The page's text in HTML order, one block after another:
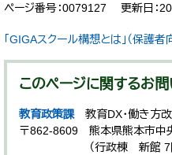
ページ番号：0079127 更新日：
「GIGAスクール構想とは」（保護者
このページに関するお
教育政策課
教育DX・働き方
〒862-8609
熊本県熊本市中
（行政棟 新館 7